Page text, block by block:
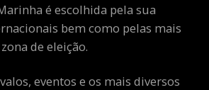
é escolhida pela sua
bem como pelas mais
de eleição.
eventos e os mais diversos